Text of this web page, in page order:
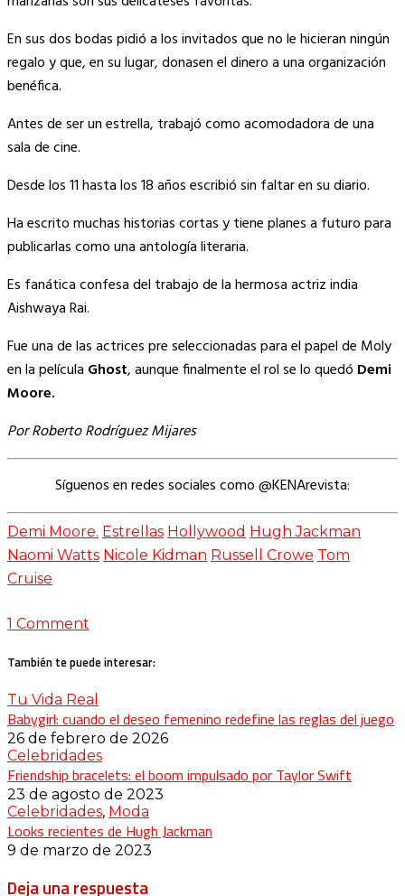
En sus dos bodas pidió a los invitados que no le hicieran ningún
regalo y que, en su lugar, donasen el dinero a una organización
benéfica.
Antes de ser un estrella, trabajó como acomodadora de una
sala de cine.
Desde los 11 hasta los 18 años escribió sin faltar en su diario.
Ha escrito muchas historias cortas y tiene planes a futuro para
publicarlas como una antología literaria.
Es fanática confesa del trabajo de la hermosa actriz india
Aishwaya Rai.
Fue una de las actrices pre seleccionadas para el papel de Moly
en la película Ghost, aunque finalmente el rol se lo quedó Demi
Moore.
Por Roberto Rodríguez Mijares
Síguenos en redes sociales como @KENArevista:
Demi Moore. Estrellas Hollywood Hugh Jackman
Naomi Watts Nicole Kidman Russell Crowe Tom
Cruise
1 Comment
También te puede interesar:
Tu Vida Real
Babygirl: cuando el deseo femenino redefine las reglas del juego
26 de febrero de 2026
Celebridades
Friendship bracelets: el boom impulsado por Taylor Swift
23 de agosto de 2023
Celebridades, Moda
Looks recientes de Hugh Jackman
9 de marzo de 2023
Deja una respuesta